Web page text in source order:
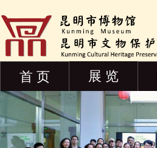
首 页 展 览